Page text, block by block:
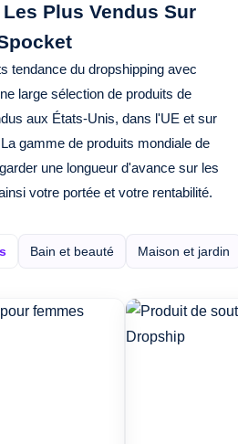
Plus Vendus Sur
tendance du dropshipping avec
large sélection de produits de
aux États-Unis, dans l'UE et sur
gamme de produits mondiale de
une longueur d'avance sur les
votre portée et votre rentabilité.
Bain et beauté Maison et jardin